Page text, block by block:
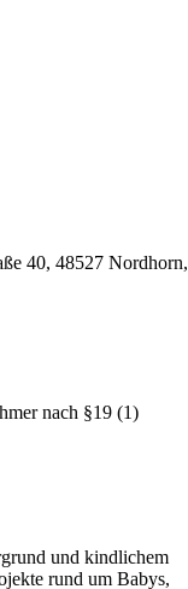
40, 48527 Nordhorn,
nach §19 (1)
und kindlichem
rund um Babys,